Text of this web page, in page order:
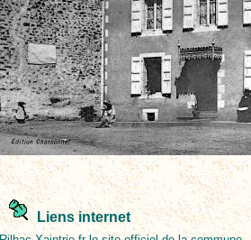
Liens internet